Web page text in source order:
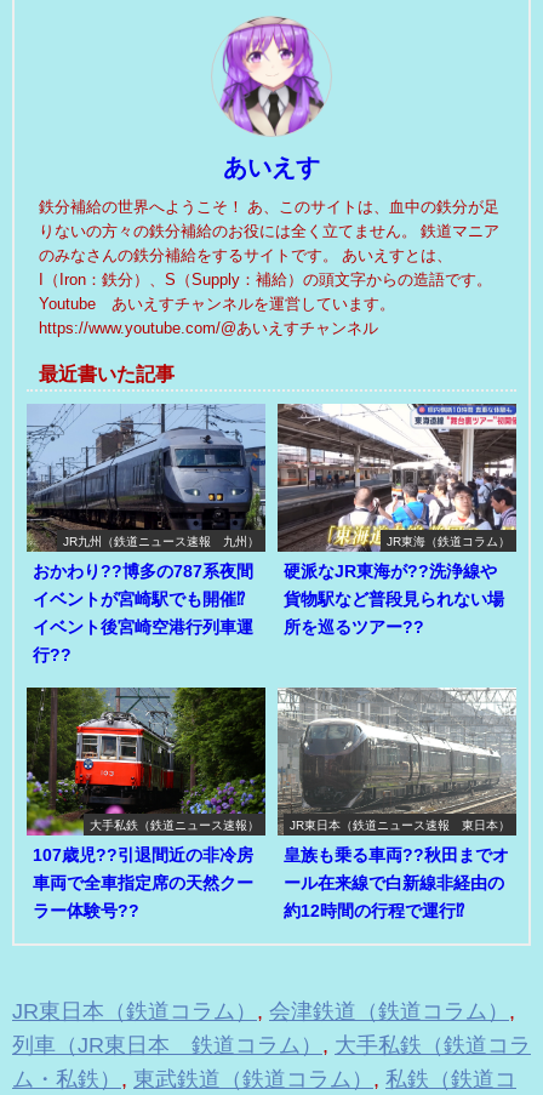
あいえす
鉄分補給の世界へようこそ！ あ、このサイトは、血中の鉄分が足
りないの方々の鉄分補給のお役には全く立てません。 鉄道マニア
のみなさんの鉄分補給をするサイトです。 あいえすとは、
I（Iron：鉄分）、S（Supply：補給）の頭文字からの造語です。
Youtube あいえすチャンネルを運営しています。
https://www.youtube.com/@あいえすチャンネル
最近書いた記事
JR九州（鉄道ニュース速報 九州）
おかわり??博多の787系夜間
イベントが宮崎駅でも開催⁉
イベント後宮崎空港行列車運
行??
JR東海（鉄道コラム）
硬派なJR東海が??洗浄線や
貨物駅など普段見られない場
所を巡るツアー??
大手私鉄（鉄道ニュース速報）
107歳児??引退間近の非冷房
車両で全車指定席の天然クー
ラー体験号??
JR東日本（鉄道ニュース速報 東日本）
皇族も乗る車両??秋田までオ
ール在来線で白新線非経由の
約12時間の行程で運行⁉
JR東日本（鉄道コラム） , 会津鉄道（鉄道コラム） ,
列車（JR東日本 鉄道コラム） , 大手私鉄（鉄道コラ
ム・私鉄） , 東武鉄道（鉄道コラム） , 私鉄（鉄道コ